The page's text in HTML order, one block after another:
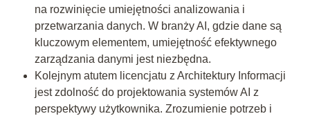
na rozwinięcie umiejętności analizowania i
przetwarzania danych. W branży AI, gdzie dane są
kluczowym elementem, umiejętność efektywnego
zarządzania danymi jest niezbędna.
Kolejnym atutem licencjatu z Architektury Informacji
jest zdolność do projektowania systemów AI z
perspektywy użytkownika. Zrozumienie potrzeb i